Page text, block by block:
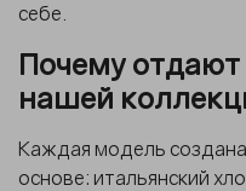
себе.
Почему
нашей
Каждая модель создана
основе: итальянский